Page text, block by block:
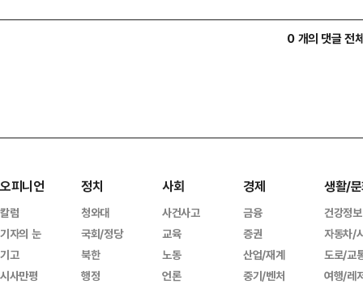
0 개의 댓글 전
오피니언
칼럼
기자의 눈
기고
시사만평
정치
청와대
국회/정당
북한
행정
사회
사건사고
교육
노동
언론
경제
금융
증권
산업/재계
중기/벤처
생활/
건강정보
자동차/
도로/교
여행/레